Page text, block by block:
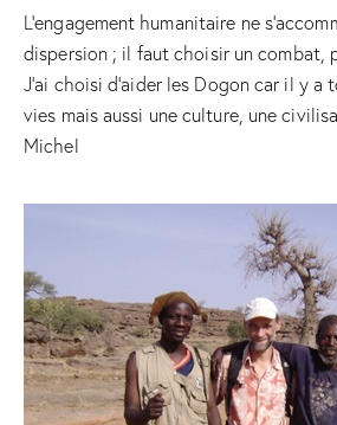
L’engagement humanitaire ne
dispersion ; il faut choisir un combat,
J’ai choisi d’aider les Dogon car il y a
vies mais aussi une culture, une
Michel